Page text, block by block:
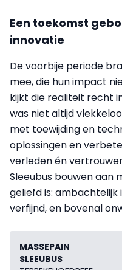
Een toekomst
innovatie
De voorbije periode
mee, die hun impact
kijkt die realiteit recht
was niet altijd
met toewijding en
oplossingen en
verleden én
Sleeubus bouwen aan
geliefd is:
verfijnd, en bovenal
MASSEPAIN
SLEEUBUS